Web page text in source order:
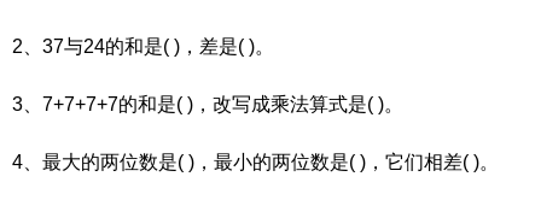
2、37与24的和是( )，差是( )。
3、7+7+7+7的和是( )，改写成乘法算式是( )。
4、最大的两位数是( )，最小的两位数是( )，它们相差( )。